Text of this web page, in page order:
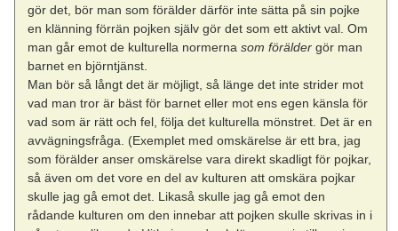
gör det, bör man som förälder därför inte sätta på sin pojke
en klänning förrän pojken själv gör det som ett aktivt val. Om
man går emot de kulturella normernasom förälder gör man
barnet en björntjänst.
Man bör så långt det är möjligt, så länge det inte strider mot
vad man tror är bäst för barnet eller mot ens egen känsla för
vad som är rätt och fel, följa det kulturella mönstret. Det är en
avvägningsfråga. (Exemplet med omskärelse är ett bra, jag
som förälder anser omskärelse vara direkt skadligt för pojkar,
så även om det vore en del av kulturen att omskära pojkar
skulle jag gå emot det. Likaså skulle jag gå emot den
rådande kulturen om den innebar att pojken skulle skrivas in i